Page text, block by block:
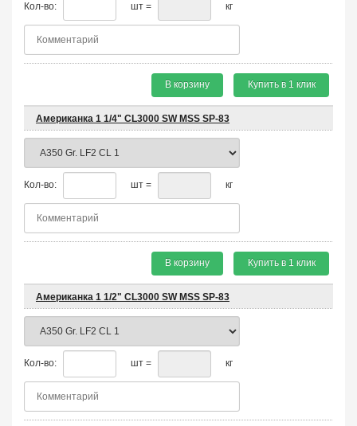
Кол-во: шт = кг
В корзину Купить в 1 клик
Американка 1 1/4" CL3000 SW MSS SP-83
Кол-во: шт = кг
В корзину Купить в 1 клик
Американка 1 1/2" CL3000 SW MSS SP-83
Кол-во: шт = кг